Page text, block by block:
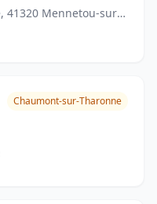
La Guérinière, 5 Rte de Sologne, 41320 Mennetou-sur-Cher
Chaumont-sur-Tharonne